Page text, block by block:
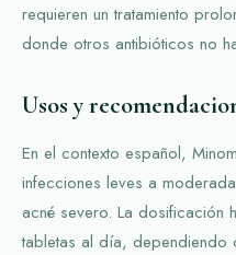
requieren un tratamiento
donde otros antibióticos no
Usos y
En el contexto español,
infecciones leves a
acné severo. La dosificación
tabletas al día,